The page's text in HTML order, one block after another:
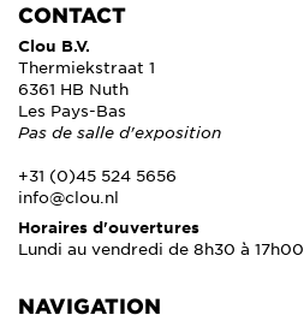
CONTACT
Clou B.V.
Thermiekstraat 1
6361 HB Nuth
Les Pays-Bas
Pas de salle d'exposition
+31 (0)45 524 5656
info@clou.nl
Horaires d'ouvertures
Lundi au vendredi de 8h30 à 17h00
NAVIGATION